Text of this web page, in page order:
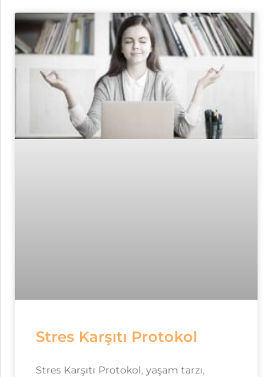
Stres Karşıtı Protokol
Stres Karşıtı Protokol, yaşam tarzı,